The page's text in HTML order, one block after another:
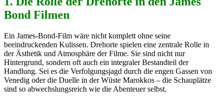
Bond Filmen
Ein James-Bond-Film wäre nicht komplett ohne seine
beeindruckenden Kulissen. Drehorte spielen eine zentrale Rolle in
der Ästhetik und Atmosphäre der Filme. Sie sind nicht nur
Hintergrund, sondern oft auch ein integraler Bestandteil der
Handlung. Sei es die Verfolgungsjagd durch die engen Gassen von
Venedig oder die Duelle in der Wüste Marokkos – die Schauplätze
sind so abwechslungsreich wie die Abenteuer selbst.